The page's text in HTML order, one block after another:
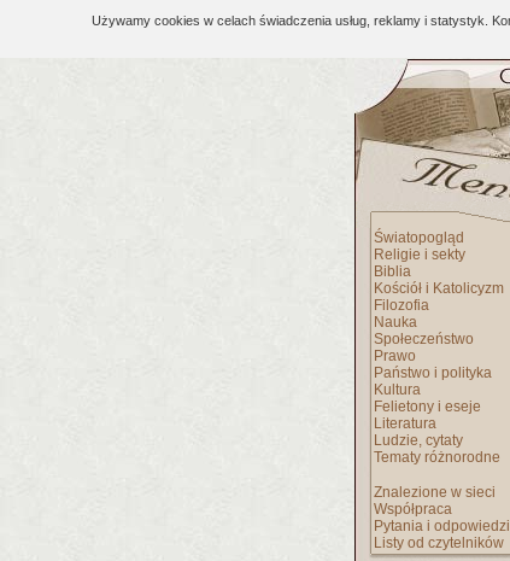
Używamy cookies w celach świadczenia usług, reklamy i statystyk.
Światopogląd
Religie i sekty
Biblia
Kościół i Katolicyzm
Filozofia
Nauka
Społeczeństwo
Prawo
Państwo i polityka
Kultura
Felietony i eseje
Literatura
Ludzie, cytaty
Tematy różnorodne
Znalezione w sieci
Współpraca
Pytania i odpowiedzi
Listy od czytelników